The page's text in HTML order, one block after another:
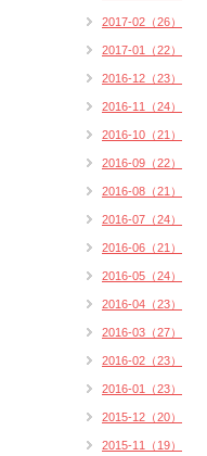
2017-02（26）
2017-01（22）
2016-12（23）
2016-11（24）
2016-10（21）
2016-09（22）
2016-08（21）
2016-07（24）
2016-06（21）
2016-05（24）
2016-04（23）
2016-03（27）
2016-02（23）
2016-01（23）
2015-12（20）
2015-11（19）